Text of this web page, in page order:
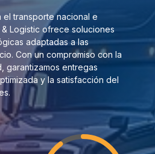
transporte nacional e
Logistic ofrece soluciones
adaptadas a las
Con un compromiso con la
garantizamos entregas
y la satisfacción del